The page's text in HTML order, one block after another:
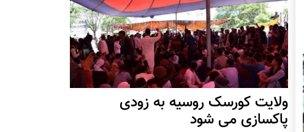
ولایت کورسک روسیه به زودی
پاکسازی می شود